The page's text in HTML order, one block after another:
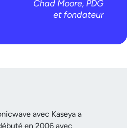
Chad Moore, PDG
et fondateur
avec Kaseya a
en 2006 avec